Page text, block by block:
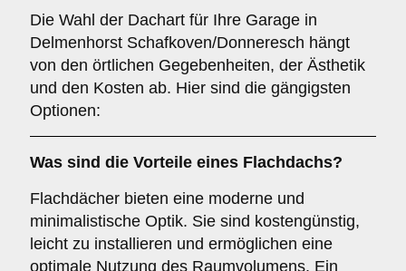
Die Wahl der Dachart für Ihre Garage in
Delmenhorst Schafkoven/Donneresch hängt
von den örtlichen Gegebenheiten, der Ästhetik
und den Kosten ab. Hier sind die gängigsten
Optionen:
Was sind die Vorteile eines Flachdachs?
Flachdächer bieten eine moderne und
minimalistische Optik. Sie sind kostengünstig,
leicht zu installieren und ermöglichen eine
optimale Nutzung des Raumvolumens. Ein